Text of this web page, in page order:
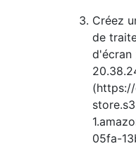
Créez
de
d'écran
05fa-